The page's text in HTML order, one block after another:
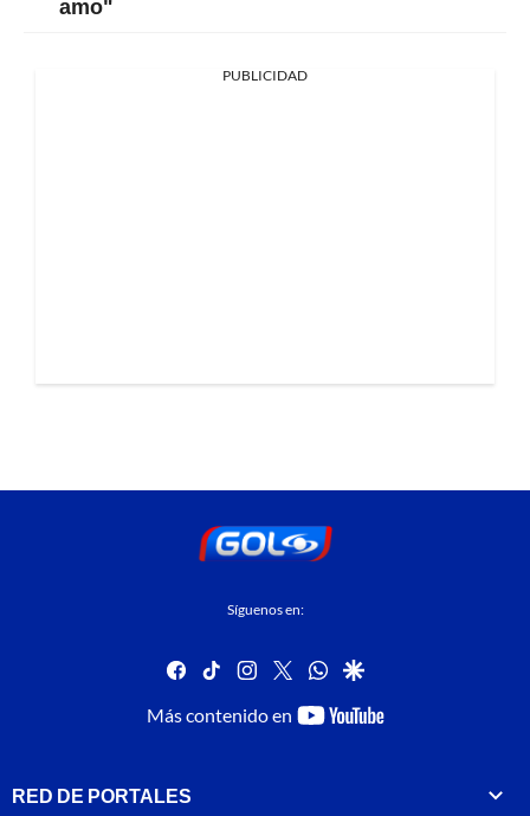
amo"
PUBLICIDAD
Síguenos en:
facebook
tiktok instagram
twitterwhatsapp
google
Más contenido en
youtube-
RED DE PORTALES